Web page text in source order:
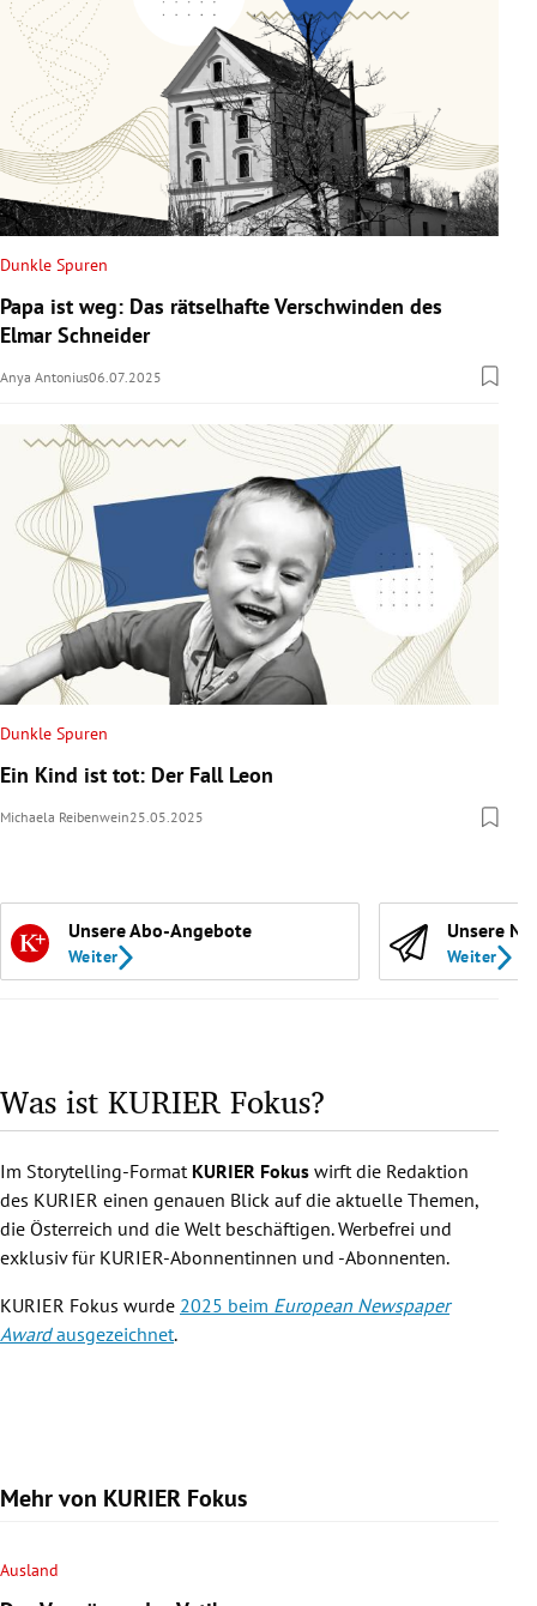
Dunkle Spuren
Papa ist weg: Das rätselhafte Verschwinden des
Elmar Schneider
Anya Antonius06.07.2025
Dunkle Spuren
Ein Kind ist tot: Der Fall Leon
Michaela Reibenwein25.05.2025
Unsere Abo-Angebote
Weiter
Unsere
Weiter
Was ist KURIER Fokus?
Im Storytelling-Format KURIER Fokus wirft die Redaktion
des KURIER einen genauen Blick auf die aktuelle Themen,
die Österreich und die Welt beschäftigen. Werbefrei und
exklusiv für KURIER-Abonnentinnen und -Abonnenten.
KURIER Fokus wurde 2025 beim European Newspaper
Awardausgezeichnet.
Mehr von KURIER Fokus
Ausland